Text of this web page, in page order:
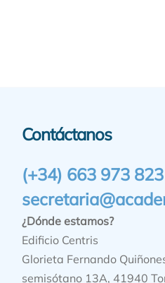
Contáctanos
(+34) 663 973 823
¿Dónde estamos?
Edificio Centris
Glorieta Fernando
semisótano 13A, 41940